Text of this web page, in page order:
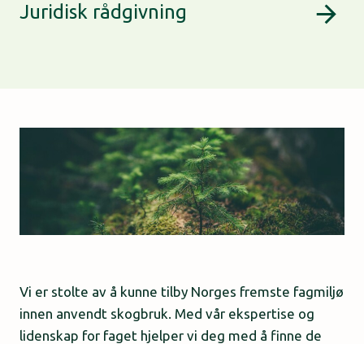
Juridisk rådgivning
Vi er stolte av å kunne tilby Norges fremste fagmiljø
innen anvendt skogbruk. Med vår ekspertise og
lidenskap for faget hjelper vi deg med å finne de